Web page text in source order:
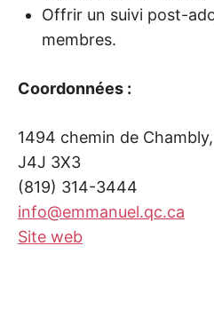
Offrir un suivi post-
membres.
Coordonnées :
1494 chemin de
J4J 3X3
(819) 314-3444
info@emmanuel.qc.ca
Site web